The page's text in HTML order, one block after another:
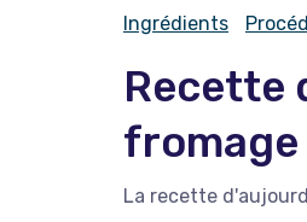
Ingrédients
Recette
fromage
La recette